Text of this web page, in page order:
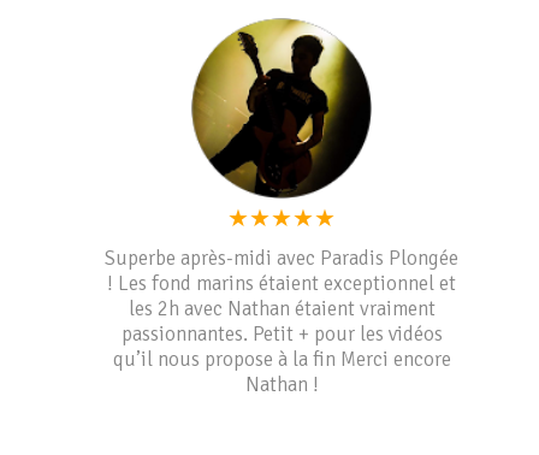
★★★★★
Superbe après-midi avec Paradis Plongée
! Les fond marins étaient exceptionnel et
les 2h avec Nathan étaient vraiment
passionnantes. Petit + pour les vidéos
qu’il nous propose à la fin Merci encore
Nathan !